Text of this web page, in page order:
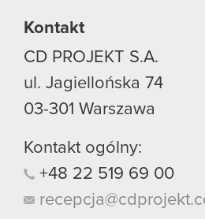
Kontakt
CD PROJEKT S.A.
ul. Jagiellońska 74
03-301 Warszawa
Kontakt ogólny:
+48 22 519 69 00